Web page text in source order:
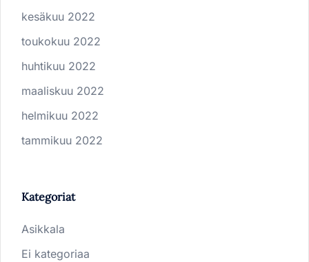
kesäkuu 2022
toukokuu 2022
huhtikuu 2022
maaliskuu 2022
helmikuu 2022
tammikuu 2022
Kategoriat
Asikkala
Ei kategoriaa